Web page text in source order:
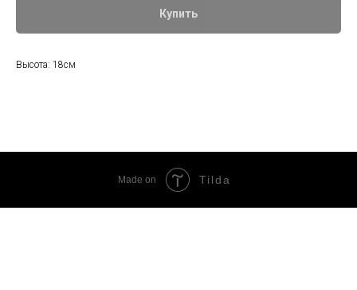
Купить
Высота: 18см
Made on Tilda